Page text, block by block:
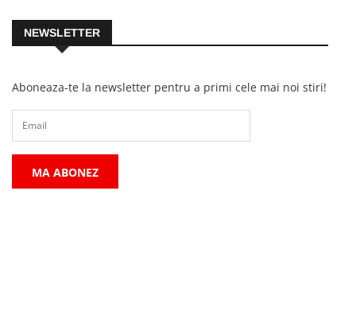
NEWSLETTER
Aboneaza-te la newsletter pentru a primi cele mai noi stiri!
MA ABONEZ